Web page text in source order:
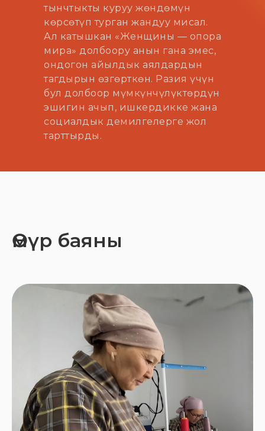
тынчтыкты куруу жөндөмүн
көрсөтүп турган жандуу мисал.
Ал катышкан «Женщины — опора
мира» долбоору анын гана эмес,
ондогон айылдык аялдардын
тагдырын өзгөрткөн. Разия үчүн
бул долбоор мүмкүнчүлүктөрдүн
эшигин ачып, ишкердикке жана
социалдык демилгелерге жол
тарттырды.
Өмүр баяны